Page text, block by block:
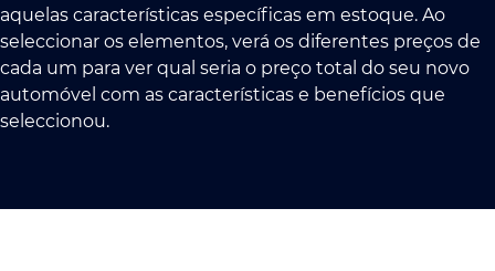
aquelas características específicas em estoque. Ao
seleccionar os elementos, verá os diferentes preços de
cada um para ver qual seria o preço total do seu novo
automóvel com as características e benefícios que
seleccionou.